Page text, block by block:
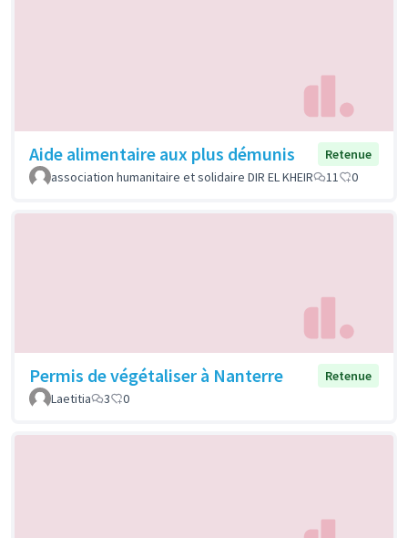
Aide alimentaire aux plus démunis
Retenue
association humanitaire et solidaire DIR EL KHEIR
11 0
Permis de végétaliser à Nanterre
Retenue
Laetitia
3 0